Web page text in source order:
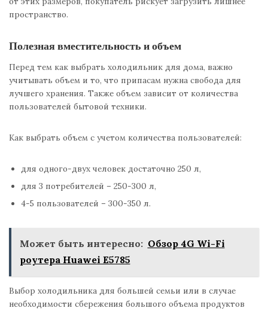
пространство.
Полезная вместительность и объем
Перед тем как выбрать холодильник для дома, важно
учитывать объем и то, что припасам нужна свобода для
лучшего хранения. Также объем зависит от количества
пользователей бытовой техники.
Как выбрать объем с учетом количества пользователей:
для одного-двух человек достаточно 250 л,
для 3 потребителей – 250-300 л,
4-5 пользователей – 300-350 л.
Может быть интересно: Обзор 4G Wi-Fi
роутера Huawei E5785
Выбор холодильника для большей семьи или в случае
необходимости сбережения большого объема продуктов